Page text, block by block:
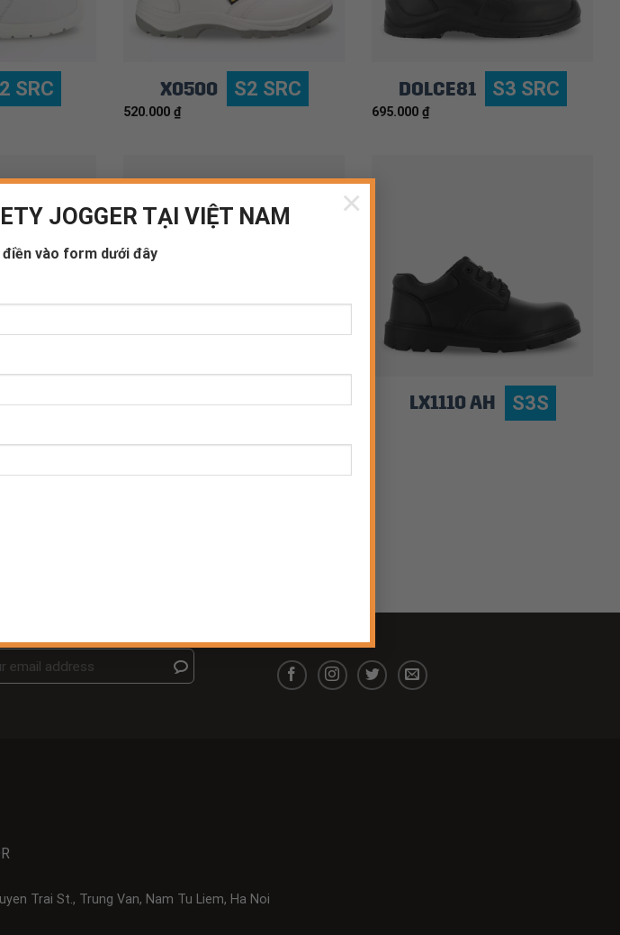
JOGGER TẠI VIỆT NAM
vào form dưới đây
×
SRC X0500 S2 SRC
520.000 ₫
DOLCE81 S3 SRC
695.000 ₫
OB SRC EOS SB EH SB EH LX1110 AH S3S
Trai St., Trung Van, Nam Tu Liem, Ha Noi